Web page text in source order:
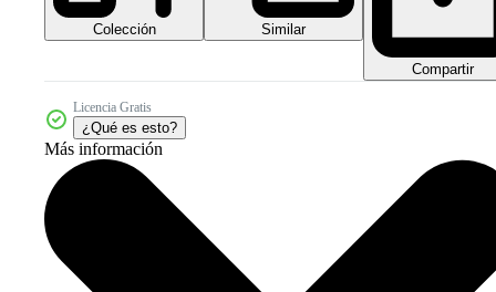
Colección Similar
Compartir
Licencia Gratis
¿Qué es esto?
Más información